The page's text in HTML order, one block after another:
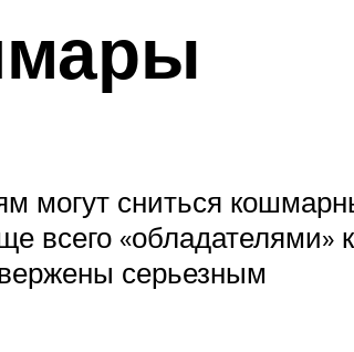
могут сниться
всего
серьезным